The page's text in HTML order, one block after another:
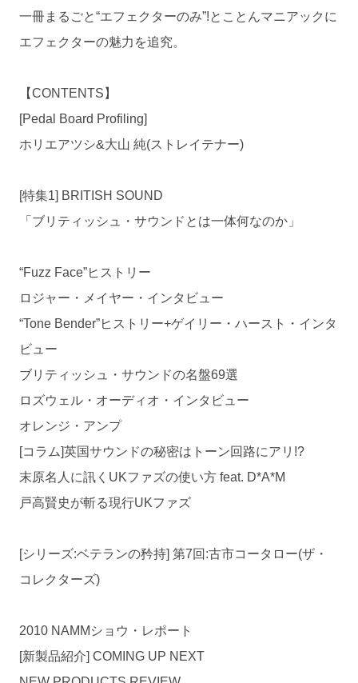
一冊まるごと“エフェクターのみ”!とことんマニアックに
エフェクターの魅力を追究。
【CONTENTS】
[Pedal Board Profiling]
ホリエアツシ&大山 純(ストレイテナー)
[特集1] BRITISH SOUND
「ブリティッシュ・サウンドとは一体何なのか」
“Fuzz Face”ヒストリー
ロジャー・メイヤー・インタビュー
“Tone Bender”ヒストリー+ゲイリー・ハースト・インタ
ビュー
ブリティッシュ・サウンドの名盤69選
ロズウェル・オーディオ・インタビュー
オレンジ・アンプ
[コラム]英国サウンドの秘密はトーン回路にアリ!?
末原名人に訊くUKファズの使い方 feat. D*A*M
戸高賢史が斬る現行UKファズ
[シリーズ:ベテランの矜持] 第7回:古市コータロー(ザ・
コレクターズ)
2010 NAMMショウ・レポート
[新製品紹介] COMING UP NEXT